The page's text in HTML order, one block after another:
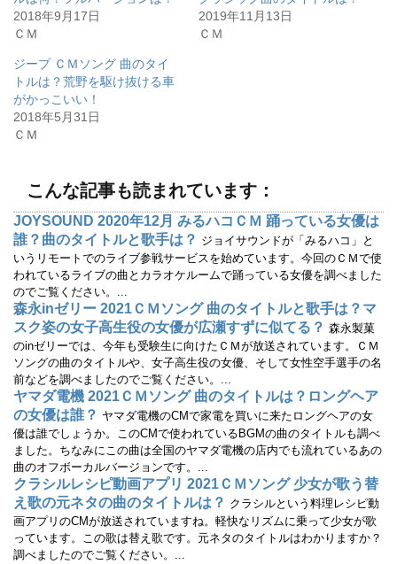
t
e
有
(
新
し
い
ウ
ィ
き
ま
す
)
有
す
ク
リ
ッ
ク
し
て
く
し
い
ウ
ィ
ン
ド
ウ
で
開
き
ま
す
)
2018年9月17日
ＣＭ
2019年11月13日
ＣＭ
ジープ ＣＭソング 曲のタイ
トルは？荒野を駆け抜ける車
がかっこいい！
2018年5月31日
ＣＭ
こんな記事も読まれています：
JOYSOUND 2020年12月 みるハコＣＭ 踊っている女優は
誰？曲のタイトルと歌手は？ ジョイサウンドが「みるハコ」と
いうリモートでのライブ参戦サービスを始めています。今回のＣＭで使
われているライブの曲とカラオケルームで踊っている女優を調べました
のでご覧ください。...
森永inゼリー 2021ＣＭソング 曲のタイトルと歌手は？マ
スク姿の女子高生役の女優が広瀬すずに似てる？ 森永製菓
のinゼリーでは、今年も受験生に向けたＣＭが放送されています。ＣＭ
ソングの曲のタイトルや、女子高生役の女優、そして女性空手選手の名
前などを調べましたのでご覧ください。...
ヤマダ電機 2021ＣＭソング 曲のタイトルは？ロングヘア
の女優は誰？ ヤマダ電機のCMで家電を買いに来たロングヘアの女
優は誰でしょうか。このCMで使われているBGMの曲のタイトルも調べ
ました。ちなみにこの曲は全国のヤマダ電機の店内でも流れているあの
曲のオフボーカルバージョンです。...
クラシルレシピ動画アプリ 2021ＣＭソング 少女が歌う替
え歌の元ネタの曲のタイトルは？ クラシルという料理レシピ動
画アプリのCMが放送されていますね。軽快なリズムに乗って少女が歌
っています。この歌は替え歌です。元ネタのタイトルはわかりますか？
調べましたのでご覧ください。...